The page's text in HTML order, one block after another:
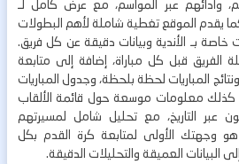
وأدائهم عبر المواسم، مع عرض كامل لـ
يقدم الموقع تغطية شاملة لأهم البطولات
خاصة بـ الأندية وبيانات دقيقة عن كل فريق.
الفريق قبل كل مباراة، إضافة إلى متابعة
المباريات لحظة بلحظة، وجدول المباريات
معلومات موسعة حول قائمة الألقاب
عبر التاريخ، مع تحليل شامل لمسيرتهم
وجهتك الأولى لمتابعة كرة القدم بكل
البيانات العميقة والتحليلات الدقيقة.